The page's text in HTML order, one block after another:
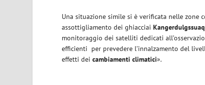
Una situazione simile si è verificata nelle zone
assottigliamento dei ghiacciaiKangerdulgssuaq
monitoraggio dei satelliti dedicati
efficienti per prevedere l’innalzamento del
effetti deicambiamenti climatici».